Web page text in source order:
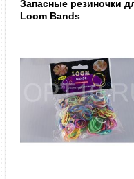
Запасные резиночки
Loom Bands